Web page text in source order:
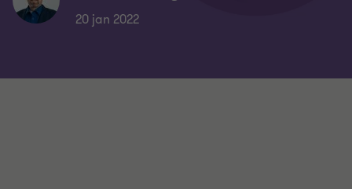
20 jan 2022